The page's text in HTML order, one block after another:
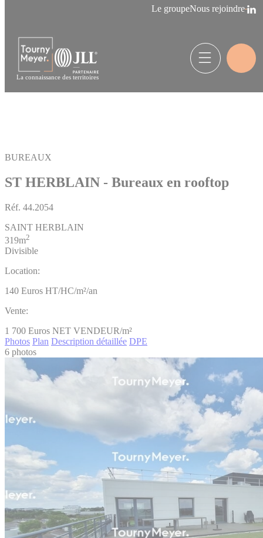
Le groupeNous rejoindre
La connaissance des territoires
BUREAUX
ST HERBLAIN - Bureaux en rooftop
Réf. 44.2054
SAINT HERBLAIN
319m2
Divisible
Location:
140 Euros HT/HC/m²/an
Vente:
1 700 Euros NET VENDEUR/m²
Photos Plan Description détaillée DPE
6 photos